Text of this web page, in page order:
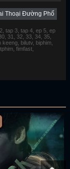
Thoại Đường Phố
tap 3, tap 4, ep 5, ep
31, 32, 33, 34, 35,
bilutv, biphim,
fimfast,